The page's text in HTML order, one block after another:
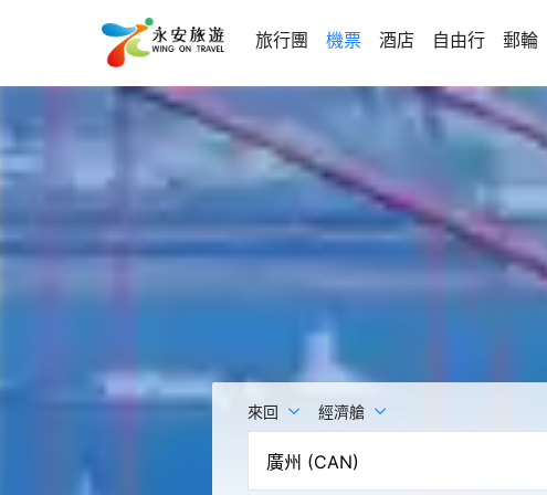
旅行團 機票 酒店 自由行 郵輪
來回 經濟艙